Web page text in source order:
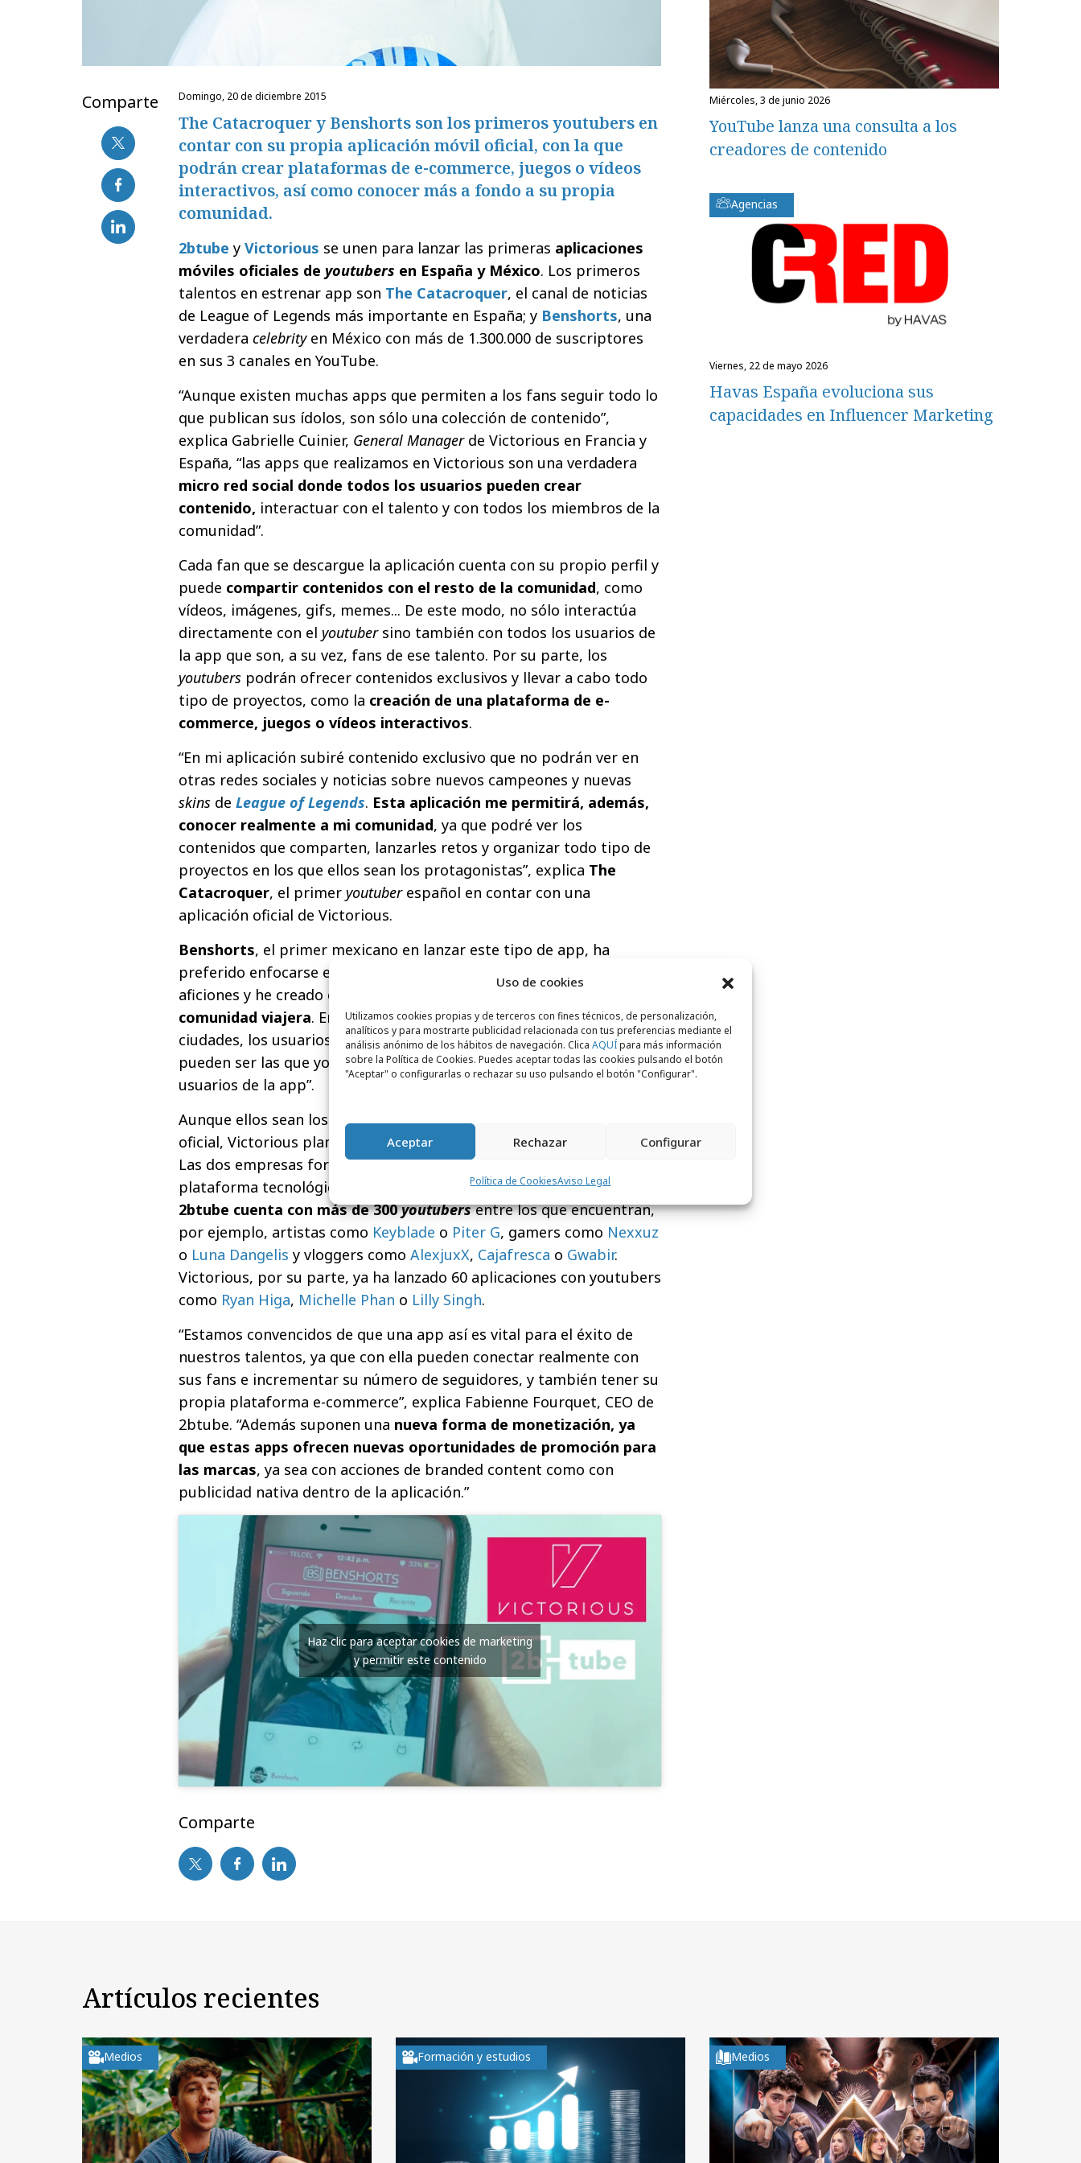
Uso de cookies
Utilizamos cookies propias y de terceros con fines técnicos, de personalización,
analíticos y para mostrarte publicidad relacionada con tus preferencias mediante el
análisis anónimo de los hábitos de navegación. Clica AQUÍpara más información
sobre la Política de Cookies. Puedes aceptar todas las cookies pulsando el botón
"Aceptar" o configurarlas o rechazar su uso pulsando el botón "Configurar".
Aceptar Rechazar Configurar
Política de CookiesAviso Legal
Comparte domingo, 20 de diciembre 2015
The Catacroquer y Benshorts son los primeros youtubers en
contar con su propia aplicación móvil oficial, con la que
podrán crear plataformas de e-commerce, juegos o vídeos
interactivos, así como conocer más a fondo a su propia
comunidad.
2btube y Victorious se unen para lanzar las primeras aplicaciones
móviles oficiales de youtubers en España y México. Los primeros
talentos en estrenar app son The Catacroquer, el canal de noticias
de League of Legends más importante en España; y Benshorts, una
verdadera celebrityen México con más de 1.300.000 de suscriptores
en sus 3 canales en YouTube.
“Aunque existen muchas apps que permiten a los fans seguir todo lo
que publican sus ídolos, son sólo una colección de contenido”,
explica Gabrielle Cuinier, General Managerde Victorious en Francia y
España, “las apps que realizamos en Victorious son una verdadera
micro red social donde todos los usuarios pueden crear
contenido, interactuar con el talento y con todos los miembros de la
comunidad”.
Cada fan que se descargue la aplicación cuenta con su propio perfil y
puede compartir contenidos con el resto de la comunidad, como
vídeos, imágenes, gifs, memes... De este modo, no sólo interactúa
directamente con el youtuber sino también con todos los usuarios de
la app que son, a su vez, fans de ese talento. Por su parte, los
youtubers podrán ofrecer contenidos exclusivos y llevar a cabo todo
tipo de proyectos, como la creación de una plataforma de e-
commerce, juegos o vídeos interactivos.
“En mi aplicación subiré contenido exclusivo que no podrán ver en
otras redes sociales y noticias sobre nuevos campeones y nuevas
skins de League of Legends. Esta aplicación me permitirá, además,
conocer realmente a mi comunidad, ya que podré ver los
contenidos que comparten, lanzarles retos y organizar todo tipo de
proyectos en los que ellos sean los protagonistas”, explica The
Catacroquer, el primer youtuber español en contar con una
aplicación oficial de Victorious.
Benshorts, el primer mexicano en lanzar este tipo de app, ha
preferido enfocarse en su faceta trotamundos: “Viajar es una de mis
aficiones y he creado esta aplicación con el objetivo de
comunidad viajera. En ella, a través de hashtags de las diferentes
ciudades, los usuarios podrán ver fotos sobre esa ciudad, que
pueden ser las que yo he compartido o las que han subido otros
usuarios de la app”.
Aunque ellos sean los primeros en contar con su propia aplicación
oficial, Victorious planea lanzar más apps de losyoutubers
de 2btube.
Las dos empresas forman un perfecto tándem que combina la
plataforma tecnológica de la primera con los talentos de la segunda.
2btube cuenta con más de 300youtubersentre los que encuentran,
por ejemplo, artistas como Keyblade o Piter G, gamers como Nexxuz
o Luna Dangelis y vloggers como AlexjuxX, Cajafresca o Gwabir.
Victorious, por su parte, ya ha lanzado 60 aplicaciones con youtubers
como Ryan Higa, Michelle Phan o Lilly Singh.
“Estamos convencidos de que una app así es vital para el éxito de
nuestros talentos, ya que con ella pueden conectar realmente con
sus fans e incrementar su número de seguidores, y también tener su
propia plataforma e-commerce”, explica Fabienne Fourquet, CEO de
2btube. “Además suponen una nueva forma de monetización, ya
que estas apps ofrecen nuevas oportunidades de promoción para
las marcas, ya sea con acciones de branded content como con
publicidad nativa dentro de la aplicación.”
Haz clic para aceptar cookies de marketing
y permitir este contenido
Comparte
miércoles, 3 de junio 2026
YouTube lanza una consulta a los
creadores de contenido
Agencias
viernes, 22 de mayo 2026
Havas España evoluciona sus
capacidades en Influencer Marketing
Artículos recientes
Medios Formación y estudios Medios